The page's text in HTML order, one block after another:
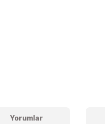
Yorumlar